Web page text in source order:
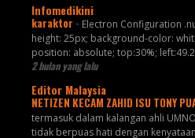
Infomedikini
karaktor - Electron Configuration
height: 25px; background-color:
position: absolute; top:30%;
2 bulan yang lalu
Editor Malaysia
NETIZEN KECAM ZAHID ISU TONY
termasuk dalam kalangan ahli
tidak berpuas hati dengan